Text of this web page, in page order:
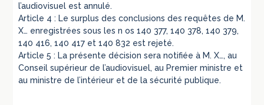
l’audiovisuel est annulé.
Article 4 : Le surplus des conclusions des requêtes de M.
X… enregistrées sous les n os 140 377, 140 378, 140 379,
140 416, 140 417 et 140 832 est rejeté.
Article 5 : La présente décision sera notifiée à M. X…, au
Conseil supérieur de l’audiovisuel, au Premier ministre et
au ministre de l’intérieur et de la sécurité publique.